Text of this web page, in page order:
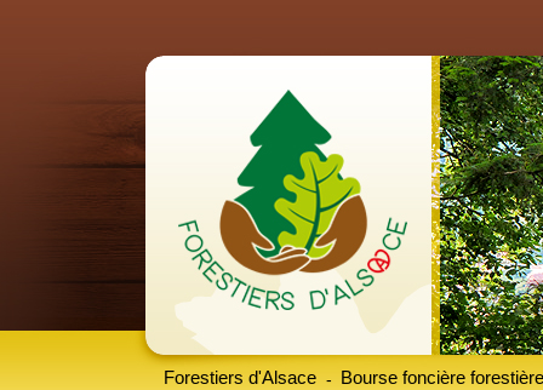
Forestiers d'Alsace Bourse foncière forestière
-